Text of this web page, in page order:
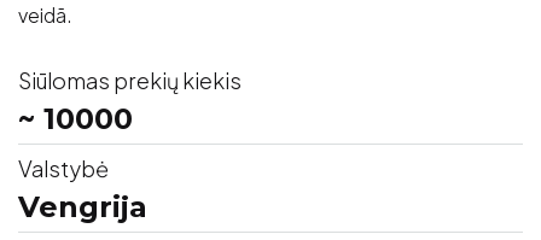
veidā.
Siūlomas prekių kiekis
~ 10000
Valstybė
Vengrija